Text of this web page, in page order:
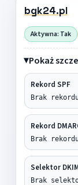
bgk24.pl
Aktywna: Tak
Pokaż
Rekord SPF
Brak
Rekord
Brak
Selektor
Brak